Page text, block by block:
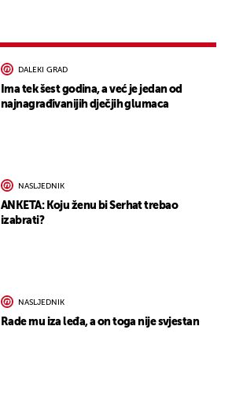
DALEKI GRAD
Ima tek šest godina, a već je jedan od
najnagrađivanijih dječjih glumaca
NASLJEDNIK
ANKETA: Koju ženu bi Serhat trebao
izabrati?
NASLJEDNIK
Rade mu iza leđa, a on toga nije svjestan